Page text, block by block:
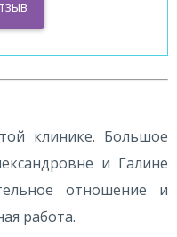
клинике. Большое
и Галине
отношение и
работа.